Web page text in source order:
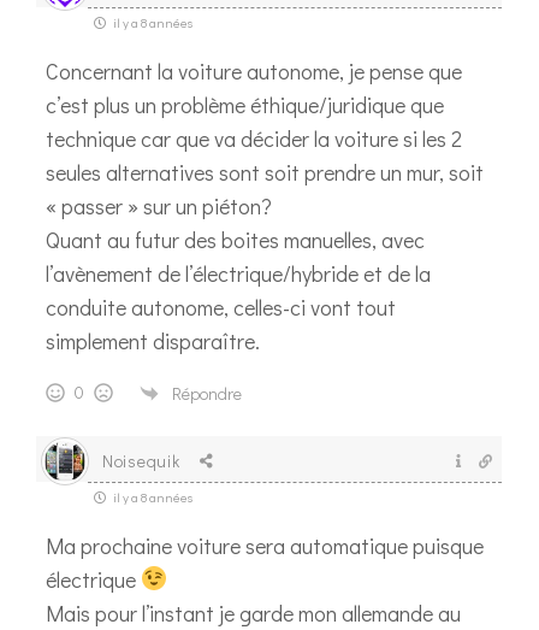
il y a 8 années
Concernant la voiture autonome, je pense que
c’est plus un problème éthique/juridique que
technique car que va décider la voiture si les 2
seules alternatives sont soit prendre un mur, soit
« passer » sur un piéton?
Quant au futur des boites manuelles, avec
l’avènement de l’électrique/hybride et de la
conduite autonome, celles-ci vont tout
simplement disparaître.
0 Répondre
Noisequik
il y a 8 années
Ma prochaine voiture sera automatique puisque
électrique
Mais pour l’instant je garde mon allemande au